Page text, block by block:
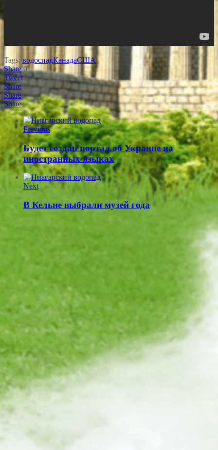
Tags: водоспадКанадаСША
Share 0
Tweet 0
Share 0
Share
Share
Previous
Будет создан портал об Украине на
иностранных языках
Next
В Кельне выбрали музей года